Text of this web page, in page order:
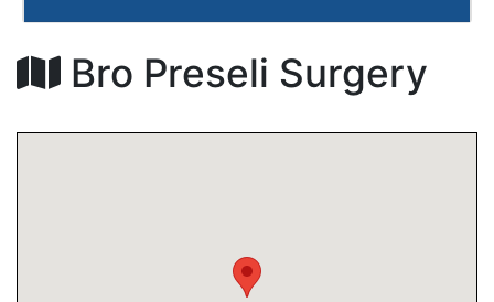
Bro Preseli Surgery